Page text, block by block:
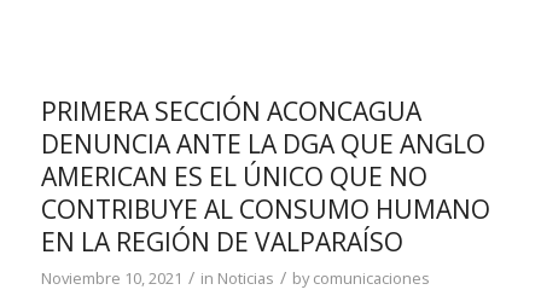
PRIMERA SECCIÓN ACONCAGUA
DENUNCIA ANTE LA DGA QUE ANGLO
AMERICAN ES EL ÚNICO QUE NO
CONTRIBUYE AL CONSUMO HUMANO
EN LA REGIÓN DE VALPARAÍSO
Noviembre 10, 2021 / in Noticias / bycomunicaciones